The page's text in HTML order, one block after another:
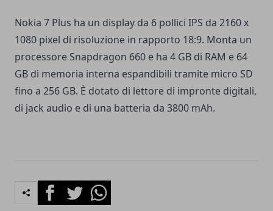
Nokia 7 Plus ha un display da 6 pollici IPS da 2160 x
1080 pixel di risoluzione in rapporto 18:9. Monta un
processore Snapdragon 660 e ha 4 GB di RAM e 64
GB di memoria interna espandibili tramite micro SD
fino a 256 GB. È dotato di lettore di impronte digitali,
di jack audio e di una batteria da 3800 mAh.
FacebookTwitterWhatsapp